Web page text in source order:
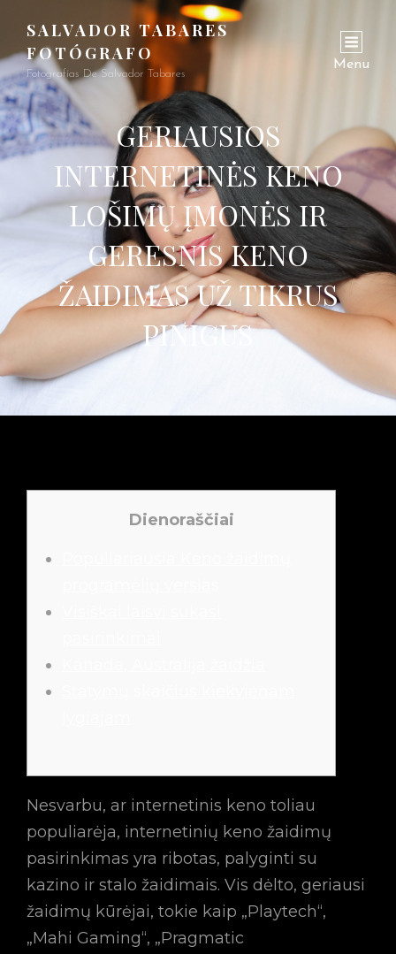
SALVADOR TABARES
FOTÓGRAFO
Fotografías De Salvador Tabares
Menu
GERIAUSIOS
INTERNETINĖS KENO
LOŠIMŲ ĮMONĖS IR
GERESNIS KENO
ŽAIDIMAS UŽ TIKRUS
PINIGUS
Dienoraščiai
Nesvarbu, ar internetinis keno toliau
populiarėja, internetinių keno žaidimų
pasirinkimas yra ribotas, palyginti su
kazino ir stalo žaidimais. Vis dėlto, geriausi
žaidimų kūrėjai, tokie kaip „Playtech“,
„Mahi Gaming“, „Pragmatic